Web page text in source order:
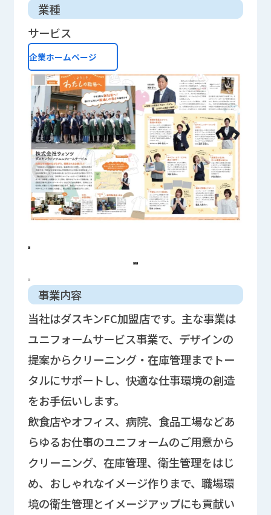
業種
サービス
企業ホームページ
事業内容
当社はダスキンFC加盟店です。主な事業は
ユニフォームサービス事業で、デザインの
提案からクリーニング・在庫管理までトー
タルにサポートし、快適な仕事環境の創造
をお手伝いします。
飲食店やオフィス、病院、食品工場などあ
らゆるお仕事のユニフォームのご用意から
クリーニング、在庫管理、衛生管理をはじ
め、おしゃれなイメージ作りまで、職場環
境の衛生管理とイメージアップにも貢献い